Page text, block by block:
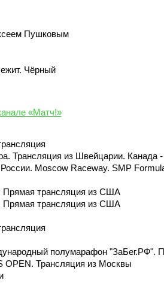
Пушковым
Чёрный
«Матч!»
Трансляция из Швейцарии. Канада
Moscow Raceway. SMP
Прямая трансляция из США
Прямая трансляция из США
полумарафон "ЗаБег.РФ".
OPEN. Трансляция из Москвы